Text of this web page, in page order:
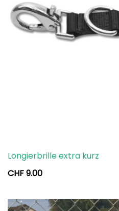
Longierbrille extra kurz
CHF9.00